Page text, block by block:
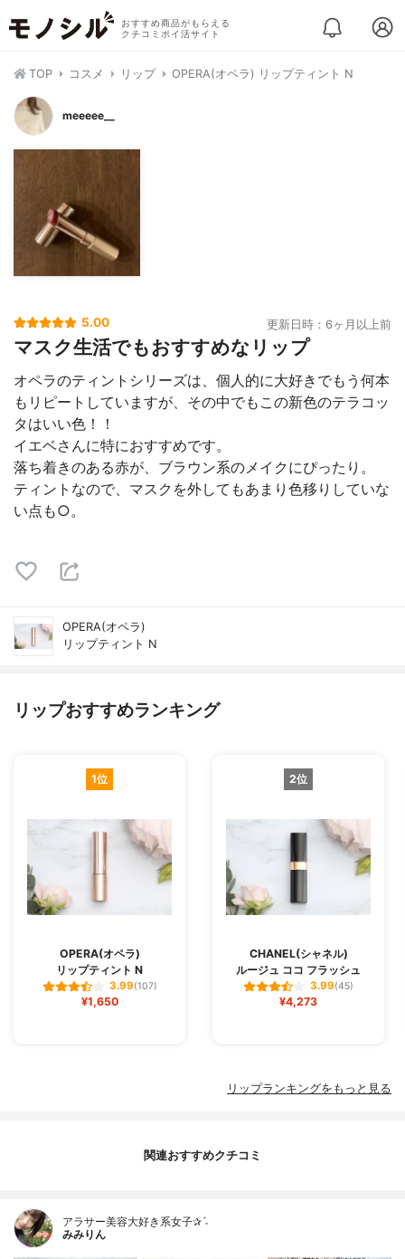
おすすめ商品がもらえる
クチコミポイ活サイト
TOP コスメ リップ OPERA(オペラ) リップティント N
meeeee__
5.00 更新日時：6ヶ月以上前
マスク生活でもおすすめなリップ
オペラのティントシリーズは、個人的に大好きでもう何本
もリピートしていますが、その中でもこの新色のテラコッ
タはいい色！！
イエベさんに特におすすめです。
落ち着きのある赤が、ブラウン系のメイクにぴったり。
ティントなので、マスクを外してもあまり色移りしていな
い点も○。
OPERA(オペラ)
リップティント N
リップおすすめランキング
1位
OPERA(オペラ)
リップティント N
3.99(107)
¥1,650
2位
CHANEL(シャネル)
ルージュ ココ フラッシュ
3.99(45)
¥4,273
リップランキングをもっと見る
関連おすすめクチコミ
アラサー美容大好き系女子✰ˊ˗
みみりん